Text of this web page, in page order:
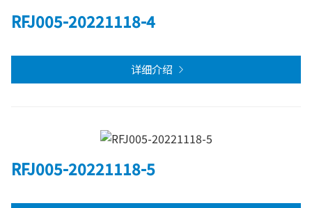
RFJ005-20221118-4
详细介绍
RFJ005-20221118-5